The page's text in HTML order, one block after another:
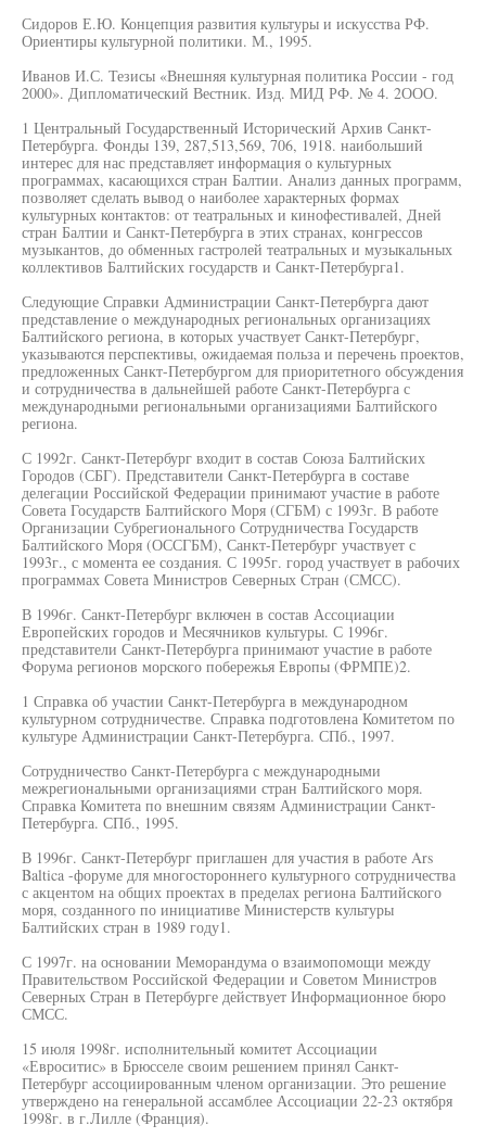
Сидоров Е.Ю. Концепция развития культуры и искусства РФ.
Ориентиры культурной политики. М., 1995.
Иванов И.С. Тезисы «Внешняя культурная политика России - год
2000». Дипломатический Вестник. Изд. МИД РФ. № 4. 2ООО.
1 Центральный Государственный Исторический Архив Санкт-
Петербурга. Фонды 139, 287,513,569, 706, 1918. наибольший
интерес для нас представляет информация о культурных
программах, касающихся стран Балтии. Анализ данных программ,
позволяет сделать вывод о наиболее характерных формах
культурных контактов: от театральных и кинофестивалей, Дней
стран Балтии и Санкт-Петербурга в этих странах, конгрессов
музыкантов, до обменных гастролей театральных и музыкальных
коллективов Балтийских государств и Санкт-Петербурга1.
Следующие Справки Администрации Санкт-Петербурга дают
представление о международных региональных организациях
Балтийского региона, в которых участвует Санкт-Петербург,
указываются перспективы, ожидаемая польза и перечень проектов,
предложенных Санкт-Петербургом для приоритетного обсуждения
и сотрудничества в дальнейшей работе Санкт-Петербурга с
международными региональными организациями Балтийского
региона.
С 1992г. Санкт-Петербург входит в состав Союза Балтийских
Городов (СБГ). Представители Санкт-Петербурга в составе
делегации Российской Федерации принимают участие в работе
Совета Государств Балтийского Моря (СГБМ) с 1993г. В работе
Организации Субрегионального Сотрудничества Государств
Балтийского Моря (ОССГБМ), Санкт-Петербург участвует с
1993г., с момента ее создания. С 1995г. город участвует в рабочих
программах Совета Министров Северных Стран (СМСС).
В 1996г. Санкт-Петербург включен в состав Ассоциации
Европейских городов и Месячников культуры. С 1996г.
представители Санкт-Петербурга принимают участие в работе
Форума регионов морского побережья Европы (ФРМПЕ)2.
1 Справка об участии Санкт-Петербурга в международном
культурном сотрудничестве. Справка подготовлена Комитетом по
культуре Администрации Санкт-Петербурга. СПб., 1997.
Сотрудничество Санкт-Петербурга с международными
межрегиональными организациями стран Балтийского моря.
Справка Комитета по внешним связям Администрации Санкт-
Петербурга. СПб., 1995.
В 1996г. Санкт-Петербург приглашен для участия в работе Ars
Baltica -форуме для многостороннего культурного сотрудничества
с акцентом на общих проектах в пределах региона Балтийского
моря, созданного по инициативе Министерств культуры
Балтийских стран в 1989 году1.
С 1997г. на основании Меморандума о взаимопомощи между
Правительством Российской Федерации и Советом Министров
Северных Стран в Петербурге действует Информационное бюро
СМСС.
15 июля 1998г. исполнительный комитет Ассоциации
«Евроситис» в Брюсселе своим решением принял Санкт-
Петербург ассоциированным членом организации. Это решение
утверждено на генеральной ассамблее Ассоциации 22-23 октября
1998г. в г.Лилле (Франция).